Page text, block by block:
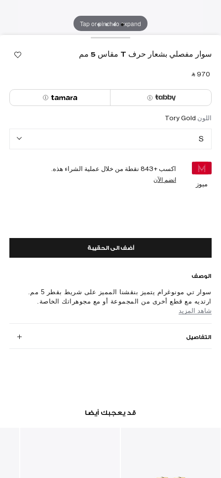
Tap or pinch to expand
سوار مفصلي بشعار حرف T مقاس 5 مم
‎ ⃁ ⁦970⁩ ‎
اللون Tory Gold
S
ميوز
اكسب +843 نقطة من خلال عملية الشراء هذه.
انضم الآن
أضف الى الحقيبة
الوصف
سوار تي مونوغرام يتميز بنقشنا المميز على شريط بقطر 5 مم.
ارتديه مع قطع أخرى من المجموعة أو مع مجوهراتك الخاصة.
شاهد المزيد
التفاصيل
قد يعجبك أيضا